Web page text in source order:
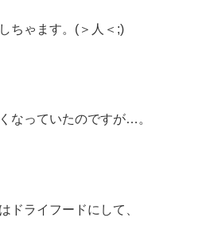
ちゃます。(＞人＜;)
なっていたのですが…。
ドライフードにして、